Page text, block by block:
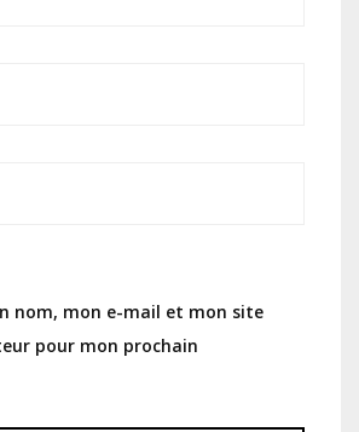
nom, mon e-mail et mon site
pour mon prochain